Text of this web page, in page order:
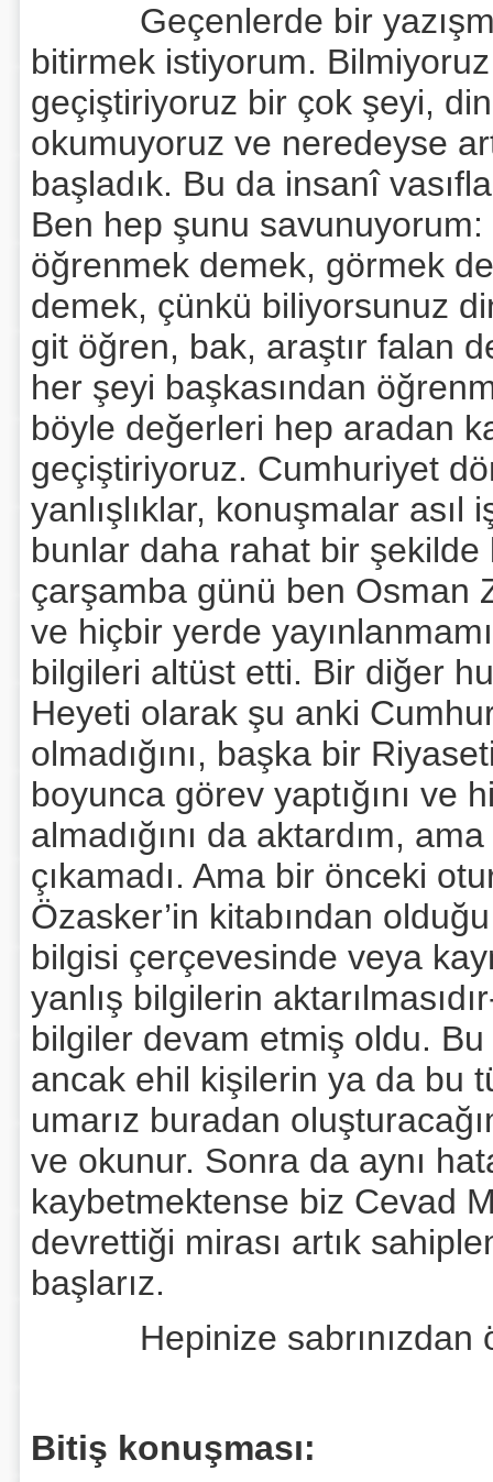
Geçenlerde bir
bitirmek istiyorum.
geçiştiriyoruz bir çok şeyi,
okumuyoruz ve neredeyse
başladık. Bu da insanî
Ben hep şunu
öğrenmek demek, görmek
demek, çünkü biliyorsunuz
git öğren, bak, araştır falan
her şeyi başkasından
böyle değerleri hep aradan
geçiştiriyoruz. Cumhuriyet
yanlışlıklar, konuşmalar
bunlar daha rahat bir şekilde
çarşamba günü ben Osman
ve hiçbir yerde
bilgileri altüst etti. Bir diğer
Heyeti olarak şu anki
olmadığını, başka bir
boyunca görev yaptığını ve
almadığını da aktardım,
çıkamadı. Ama bir önceki
Özasker’in kitabından
bilgisi çerçevesinde veya
yanlış bilgilerin
bilgiler devam etmiş oldu.
ancak ehil kişilerin ya da bu
umarız buradan
ve okunur. Sonra da aynı
kaybetmektense biz Cevad
devrettiği mirası artık
başlarız.
Hepinize sabrınızdan
Bitiş konuşması: